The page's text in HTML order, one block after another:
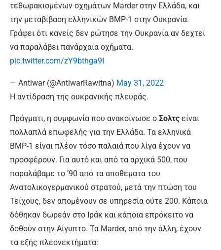
τεθωρακισμένων οχημάτων Marder στην Ελλάδα, και
την μεταβίβαση ελληνικών BMP-1 στην Ουκρανία.
Γράφει ότι κανείς δεν ρώτησε την Ουκρανία αν δεχτεί
να παραλάβει πανάρχαια οχήματα.
pic.twitter.com/zY9bthga9I
— Antiwar (@AntiwarRawitna) May 31, 2022
Η αντίδραση της ουκρανικής πλευράς.
Πράγματι, η συμφωνία που ανακοίνωσε ο Σολτς είναι
πολλαπλά επωφελής για την Ελλάδα. Τα ελληνικά
BMP-1 είναι πλέον τόσο παλαιά που λίγα έχουν να
προσφέρουν. Για αυτό και από τα αρχικά 500, που
παραλάβαμε το ’90 από τα αποθέματα του
Ανατολικογερμανικού στρατού, μετά την πτώση του
Τείχους, δεν απομένουν σε υπηρεσία ούτε 200. Κάποια
δόθηκαν δωρεάν στο Ιράκ και κάποια επρόκειτο να
δοθούν στην Αίγυπτο. Τα Marder, από την άλλη, έχουν
τα εξής πλεονεκτήματα: